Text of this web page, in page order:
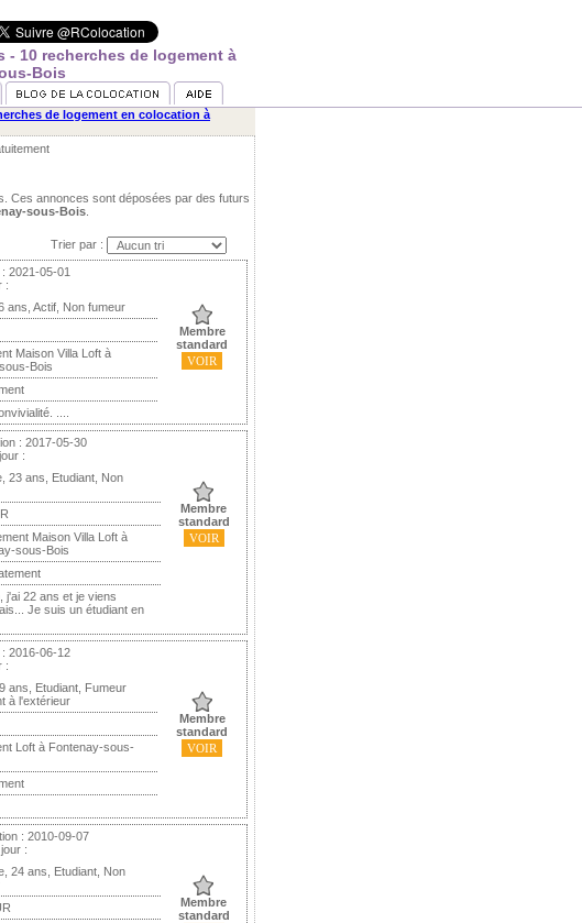
10 recherches de logement à
Bois
de logement en colocation à
Ces annonces sont déposées par des futurs
sous-Bois
Trier par :
2021-05-01
:
ans, Actif, Non fumeur
Membre
standard
VOIR
Maison Villa Loft à
Bois
....
: 2017-05-30
:
23 ans, Etudiant, Non
Membre
standard
VOIR
Maison Villa Loft à
sous-Bois
j'ai 22 ans et je viens
Je suis un étudiant en
2016-06-12
:
ans, Etudiant, Fumeur
à l'extérieur
Membre
standard
VOIR
Loft à Fontenay-sous-
: 2010-09-07
:
24 ans, Etudiant, Non
Membre
standard